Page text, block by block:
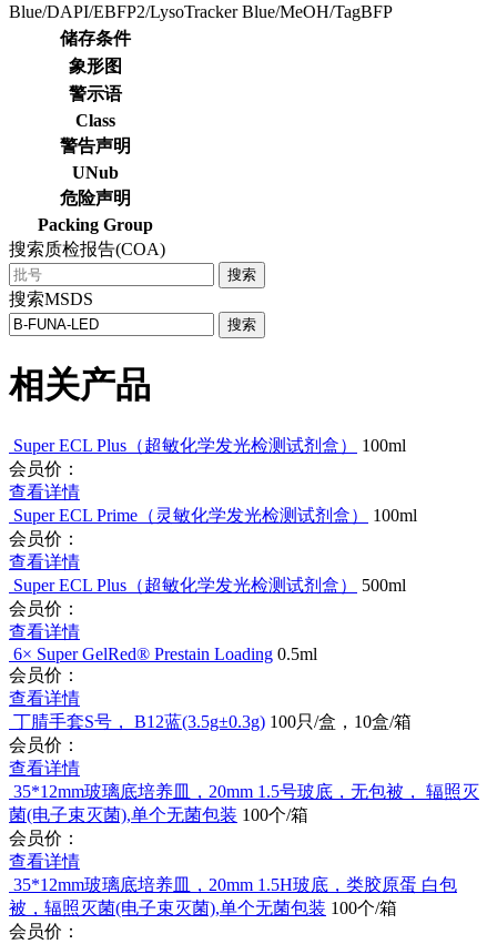
Blue/DAPI/EBFP2/LysoTracker Blue/MeOH/TagBFP
储存条件
象形图
警示语
Class
警告声明
UNub
危险声明
Packing Group
搜索质检报告(COA)
搜索
搜索MSDS
搜索
相关产品
Super ECL Plus（超敏化学发光检测试剂盒） 100ml
会员价：
查看详情
Super ECL Prime（灵敏化学发光检测试剂盒） 100ml
会员价：
查看详情
Super ECL Plus（超敏化学发光检测试剂盒） 500ml
会员价：
查看详情
6× Super GelRed® Prestain Loading 0.5ml
会员价：
查看详情
丁腈手套S号， B12蓝(3.5g±0.3g) 100只/盒，10盒/箱
会员价：
查看详情
35*12mm玻璃底培养皿，20mm 1.5号玻底，无包被， 辐照
灭菌(电子束灭菌),单个无菌包装 100个/箱
会员价：
查看详情
35*12mm玻璃底培养皿，20mm 1.5H玻底，类胶原蛋 白包
被，辐照灭菌(电子束灭菌),单个无菌包装 100个/箱
会员价：